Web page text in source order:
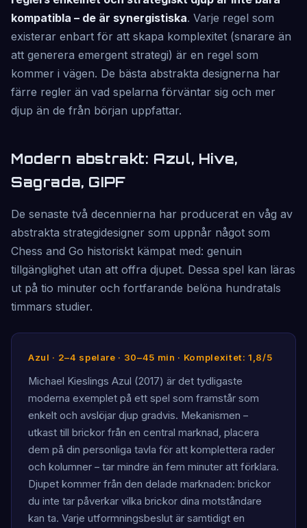
kompatibla – de är synergistiska. Varje regel som
existerar enbart för att skapa komplexitet (snarare än
att generera emergent strategi) är en regel som
kommer i vägen. De bästa abstrakta designerna har
färre regler än vad spelarna förväntar sig och mer
djup än de från början uppfattar.
Modern abstrakt: Azul, Hive,
Sagrada, GIPF
De senaste två decennierna har producerat en våg av
abstrakta strategidesigner som uppnår något som
Chess and Go historiskt kämpat med: genuin
tillgänglighet utan att offra djupet. Dessa spel kan läras
ut på tio minuter och fortfarande belöna hundratals
timmars studier.
Azul · 2–4 spelare · 30–45 min · Komplexitet: 1,8/5
Michael Kieslings Azul (2017) är det tydligaste
moderna exemplet på ett spel som framstår som
enkelt och avslöjar djup gradvis. Mekanismen –
utkast till brickor från en central marknad, placera
dem på din personliga tavla för att komplettera rader
och kolumner – tar mindre än fem minuter att förklara.
Djupet kommer från den delade marknaden: brickor
du inte tar påverkar vilka brickor dina motståndare
kan ta. Varje utformningsbeslut är samtidigt en